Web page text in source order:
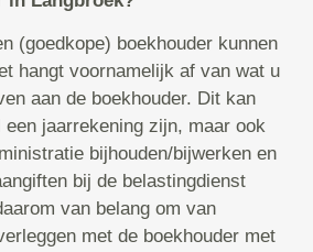
(goedkope) boekhouder kunnen
hangt voornamelijk af van wat u
aan de boekhouder. Dit kan
een jaarrekening zijn, maar ook
bijhouden/bijwerken en
bij de belastingdienst
van belang om van
met de boekhouder met